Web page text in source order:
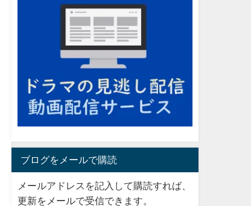
ブログをメールで購読
メールアドレスを記入して購読すれば、
更新をメールで受信できます。